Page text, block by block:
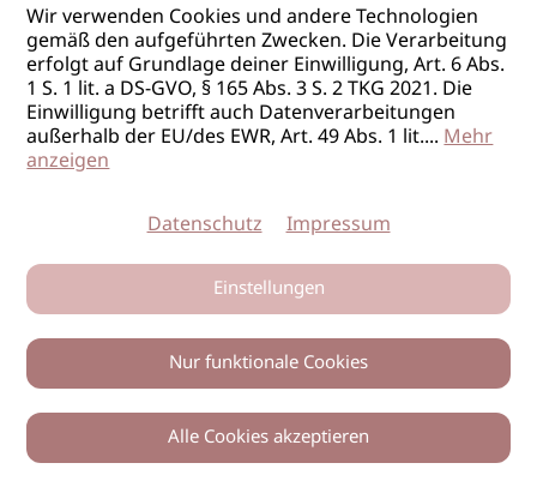
0
Wir verwenden Cookies und andere Technologien
gemäß den aufgeführten Zwecken. Die Verarbeitung
erfolgt auf Grundlage deiner Einwilligung, Art. 6 Abs.
1 S. 1 lit. a DS-GVO, § 165 Abs. 3 S. 2 TKG 2021. Die
Einwilligung betrifft auch Datenverarbeitungen
außerhalb der EU/des EWR, Art. 49 Abs. 1 lit....Mehr
anzeigen
Datenschutz Impressum
Einstellungen
Nur funktionale Cookies
Alle Cookies akzeptieren